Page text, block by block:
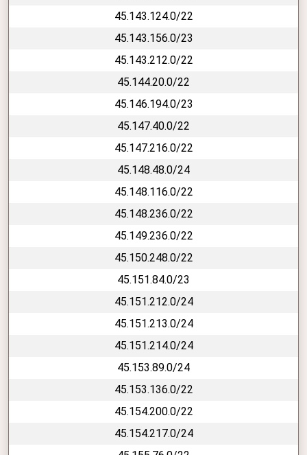
45.143.124.0/22
45.143.156.0/23
45.143.212.0/22
45.144.20.0/22
45.146.194.0/23
45.147.40.0/22
45.147.216.0/22
45.148.48.0/24
45.148.116.0/22
45.148.236.0/22
45.149.236.0/22
45.150.248.0/22
45.151.84.0/23
45.151.212.0/24
45.151.213.0/24
45.151.214.0/24
45.153.89.0/24
45.153.136.0/22
45.154.200.0/22
45.154.217.0/24